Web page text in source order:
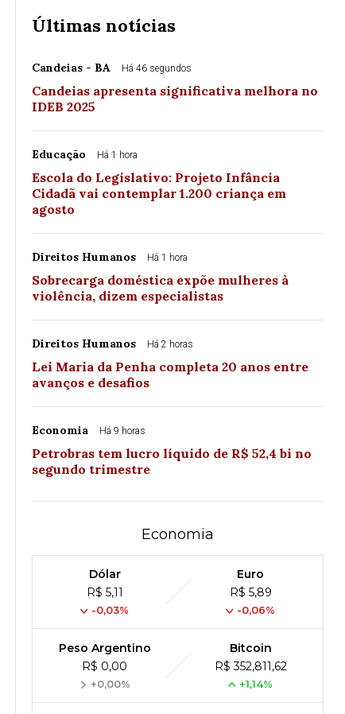
Últimas notícias
Candeias - BA Há 46 segundos
Candeias apresenta significativa melhora no
IDEB 2025
Educação Há 1 hora
Escola do Legislativo: Projeto Infância
Cidadã vai contemplar 1.200 criança em
agosto
Direitos Humanos Há 1 hora
Sobrecarga doméstica expõe mulheres à
violência, dizem especialistas
Direitos Humanos Há 2 horas
Lei Maria da Penha completa 20 anos entre
avanços e desafios
Economia Há 9 horas
Petrobras tem lucro líquido de R$ 52,4 bi no
segundo trimestre
Economia
Dólar
R$ 5,11
-0,03%
Euro
R$ 5,89
-0,06%
Peso Argentino
R$ 0,00
+0,00%
Bitcoin
R$ 352,811,62
+1,14%